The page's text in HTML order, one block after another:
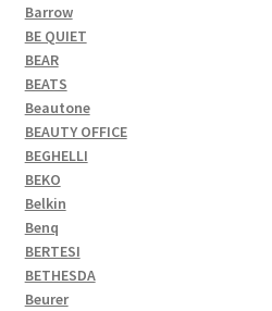
Barrow
BE QUIET
BEAR
BEATS
Beautone
BEAUTY OFFICE
BEGHELLI
BEKO
Belkin
Benq
BERTESI
BETHESDA
Beurer